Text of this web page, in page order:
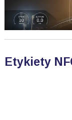
Etykiety